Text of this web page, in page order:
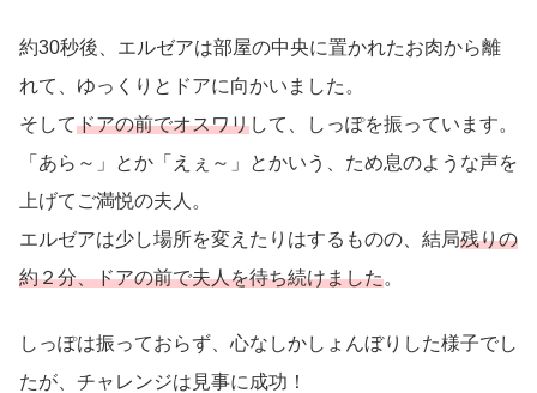
約30秒後、エルゼアは部屋の中央に置かれたお肉から離
れて、ゆっくりとドアに向かいました。
そしてドアの前でオスワリして、しっぽを振っています。
「あら～」とか「えぇ～」とかいう、ため息のような声を
上げてご満悦の夫人。
エルゼアは少し場所を変えたりはするものの、結局残りの
約２分、ドアの前で夫人を待ち続けました。
しっぽは振っておらず、心なしかしょんぼりした様子でし
たが、チャレンジは見事に成功！